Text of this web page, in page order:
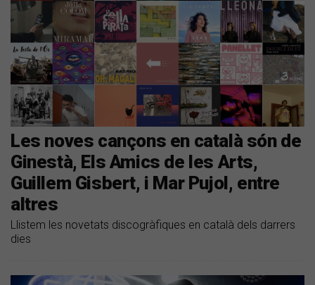
Les noves cançons en català són de
Ginestà, Els Amics de les Arts,
Guillem Gisbert, i Mar Pujol, entre
altres
Llistem les novetats discogràfiques en català dels darrers
dies